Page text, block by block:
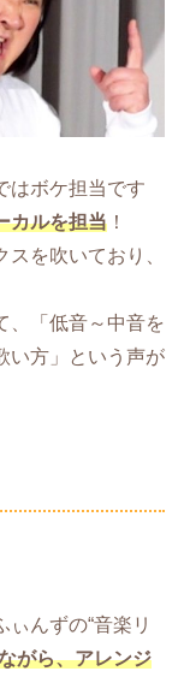
はボケ担当です
カルを担当 ！
を吹いており、
、「低音～中音を
い方」という声が
んずの“音楽リ
がら、アレンジ